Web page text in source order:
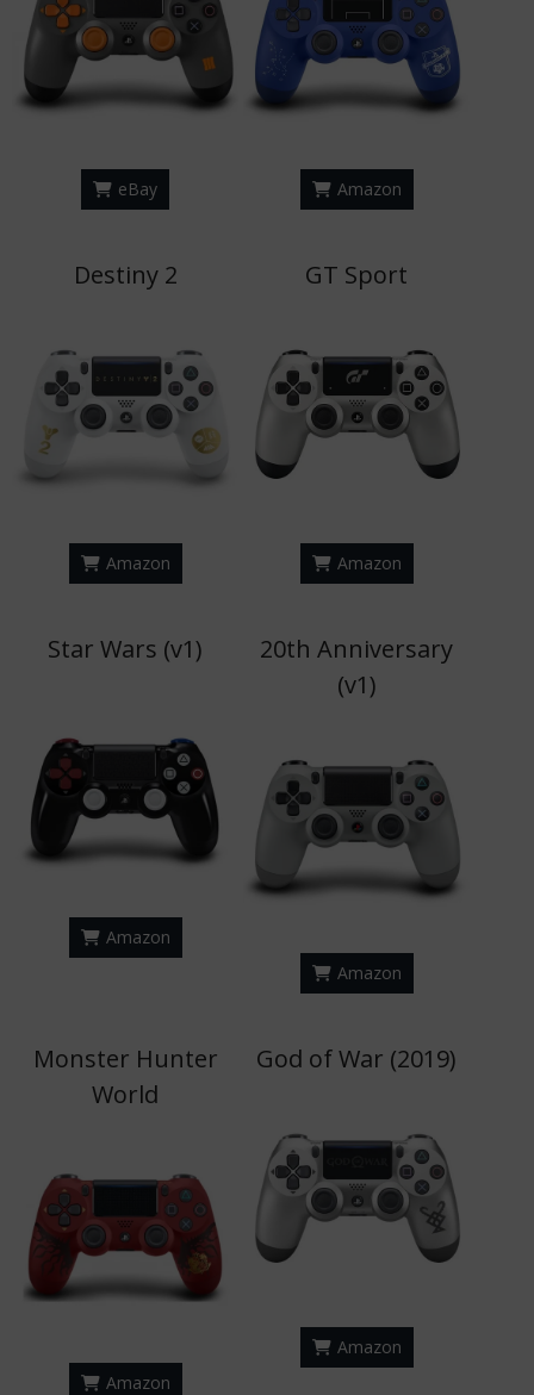
eBay Amazon
Destiny 2
Amazon
GT Sport
Amazon
Star Wars (v1)
Amazon
20th Anniversary
(v1)
Amazon
Monster Hunter
World
Amazon
God of War (2019)
Amazon